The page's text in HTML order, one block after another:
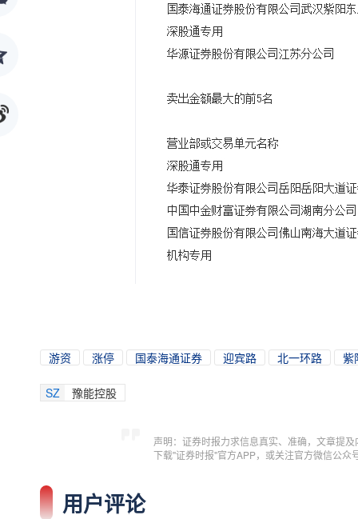
游资 涨停 国泰海通证券 迎宾路 北一环路 紫
SZ 豫能控股
声明：证券时报力求信息真实、准确，文章提
下载"证券时报"官方APP，或关注官方微信公
用户评论